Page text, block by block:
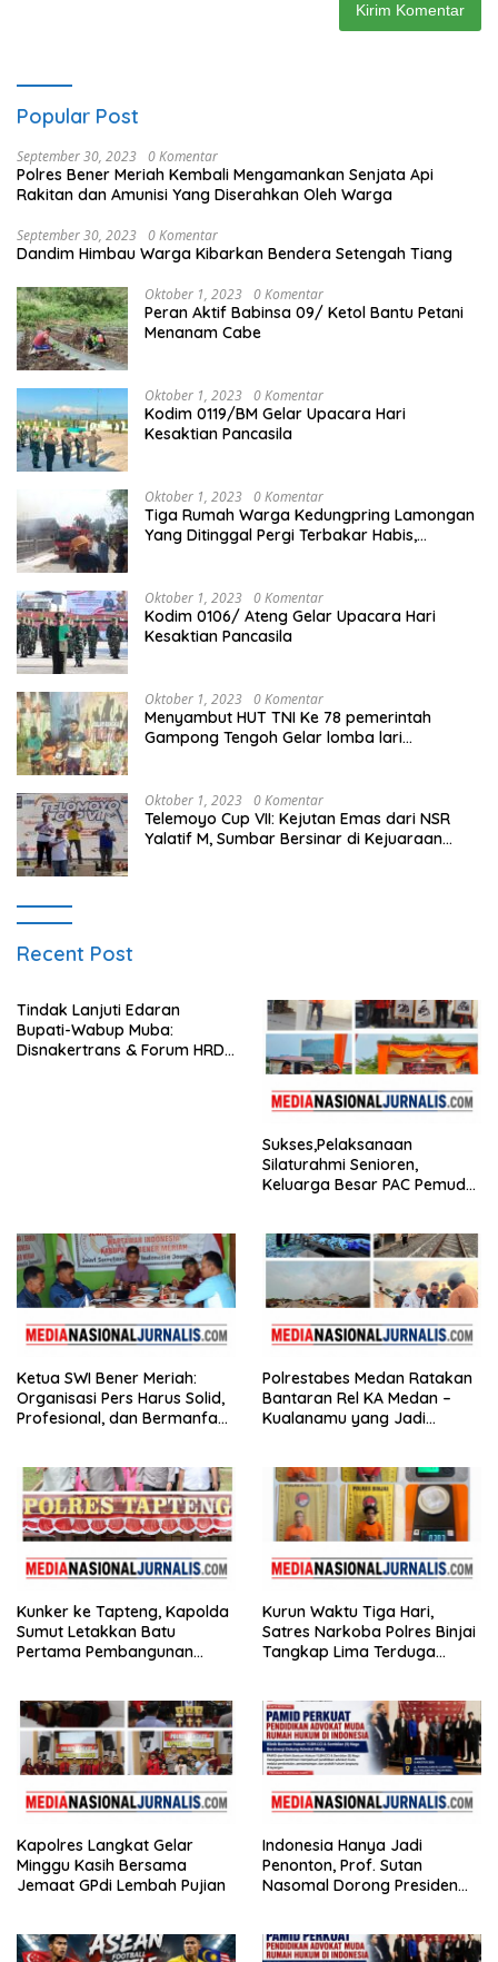
Popular Post
September 30, 2023 0 Komentar
Polres Bener Meriah Kembali Mengamankan Senjata Api
Rakitan dan Amunisi Yang Diserahkan Oleh Warga
September 30, 2023 0 Komentar
Dandim Himbau Warga Kibarkan Bendera Setengah Tiang
Oktober 1, 2023 0 Komentar
Peran Aktif Babinsa 09/ Ketol Bantu Petani
Menanam Cabe
Oktober 1, 2023 0 Komentar
Kodim 0119/BM Gelar Upacara Hari
Kesaktian Pancasila
Oktober 1, 2023 0 Komentar
Tiga Rumah Warga Kedungpring Lamongan
Yang Ditinggal Pergi Terbakar Habis,
Oktober 1, 2023 0 Komentar
Kodim 0106/ Ateng Gelar Upacara Hari
Kesaktian Pancasila
Oktober 1, 2023 0 Komentar
Menyambut HUT TNI Ke 78 pemerintah
Gampong Tengoh Gelar lomba lari
Oktober 1, 2023 0 Komentar
Telemoyo Cup VII: Kejutan Emas dari NSR
Yalatif M, Sumbar Bersinar di Kejuaraan
Recent Post
Tindak Lanjuti Edaran
Bupati-Wabup Muba:
Disnakertrans & Forum HRD
Sukses,Pelaksanaan
Silaturahmi Senioren,
Keluarga Besar PAC Pemuda
Ketua SWI Bener Meriah:
Organisasi Pers Harus Solid,
Profesional, dan Bermanfaat
Polrestabes Medan Ratakan
Bantaran Rel KA Medan –
Kualanamu yang Jadi
Beragam Senjata Disita
Kunker ke Tapteng, Kapolda
Sumut Letakkan Batu
Pertama Pembangunan
Kurun Waktu Tiga Hari,
Satres Narkoba Polres Binjai
Tangkap Lima Terduga
Kapolres Langkat Gelar
Minggu Kasih Bersama
Jemaat GPdi Lembah Pujian
Indonesia Hanya Jadi
Penonton, Prof. Sutan
Nasomal Dorong Presiden
Terus Tertinggal